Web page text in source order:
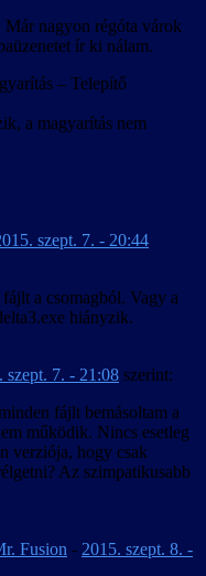
nagyon régóta várok
ír ki nálam.
– Telepítő
a magyarítás nem
szept. 7. - 20:44
a csomagból. Vagy a
hiányzik.
szept. 7. - 21:08 szerint:
fájlt bemásoltam a
működik. Nincs esetleg
verziója, hogy csak
Az szimpatikusabb
Fusion - 2015. szept. 8. -